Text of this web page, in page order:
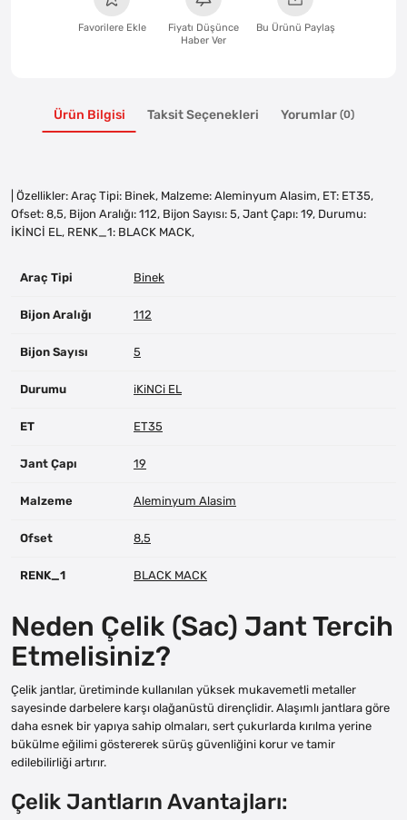
Favorilere Ekle
Fiyatı Düşünce
Haber Ver
Bu Ürünü Paylaş
Ürün Bilgisi Taksit Seçenekleri Yorumlar (0)
| Özellikler: Araç Tipi: Binek, Malzeme: Aleminyum Alasim, ET: ET35,
Ofset: 8,5, Bijon Aralığı: 112, Bijon Sayısı: 5, Jant Çapı: 19, Durumu:
İKİNCİ EL, RENK_1: BLACK MACK,
Araç Tipi Binek
Bijon Aralığı 112
Bijon Sayısı 5
Durumu iKiNCi EL
ET ET35
Jant Çapı 19
Malzeme Aleminyum Alasim
Ofset 8,5
RENK_1 BLACK MACK
Neden Çelik (Sac) Jant Tercih
Etmelisiniz?
Çelik jantlar, üretiminde kullanılan yüksek mukavemetli metaller
sayesinde darbelere karşı olağanüstü dirençlidir. Alaşımlı jantlara göre
daha esnek bir yapıya sahip olmaları, sert çukurlarda kırılma yerine
bükülme eğilimi göstererek sürüş güvenliğini korur ve tamir
edilebilirliği artırır.
Çelik Jantların Avantajları: